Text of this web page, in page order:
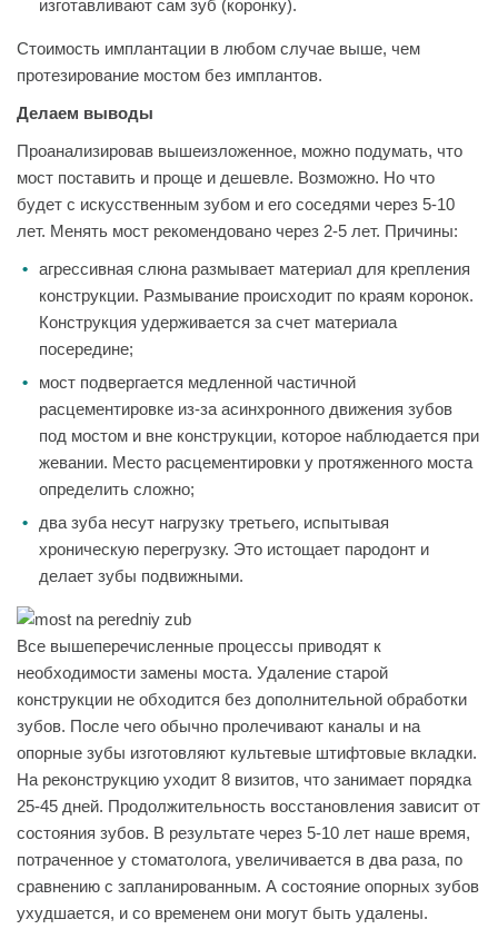
изготавливают сам зуб (коронку).
Стоимость имплантации в любом случае выше, чем
протезирование мостом без имплантов.
Делаем выводы
Проанализировав вышеизложенное, можно подумать, что
мост поставить и проще и дешевле. Возможно. Но что
будет с искусственным зубом и его соседями через 5-10
лет. Менять мост рекомендовано через 2-5 лет. Причины:
агрессивная слюна размывает материал для крепления
конструкции. Размывание происходит по краям коронок.
Конструкция удерживается за счет материала
посередине;
мост подвергается медленной частичной
расцементировке из-за асинхронного движения зубов
под мостом и вне конструкции, которое наблюдается при
жевании. Место расцементировки у протяженного моста
определить сложно;
два зуба несут нагрузку третьего, испытывая
хроническую перегрузку. Это истощает пародонт и
делает зубы подвижными.
Все вышеперечисленные процессы приводят к
необходимости замены моста. Удаление старой
конструкции не обходится без дополнительной обработки
зубов. После чего обычно пролечивают каналы и на
опорные зубы изготовляют культевые штифтовые вкладки.
На реконструкцию уходит 8 визитов, что занимает порядка
25-45 дней. Продолжительность восстановления зависит от
состояния зубов. В результате через 5-10 лет наше время,
потраченное у стоматолога, увеличивается в два раза, по
сравнению с запланированным. А состояние опорных зубов
ухудшается, и со временем они могут быть удалены.